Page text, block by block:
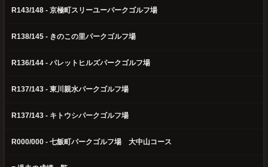
R143/148 - 京極町スリーユーパークゴルフ場
R138/145 - きのこの里パークゴルフ場
R136/144 - パレットヒルズパークゴルフ場
R137/143 - 東川親水パークゴルフ場
R137/143 - キトウシパークゴルフ場
R000/000 - 七飯町パークゴルフ場 大中山コース